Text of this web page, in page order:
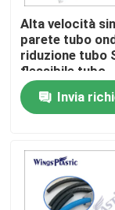
Casa
Prodotti
Circa noi
Giro della
Alta velocità
parete tubo
riduzione tubo
flessibile tubo
macchina di
produzione
Invia